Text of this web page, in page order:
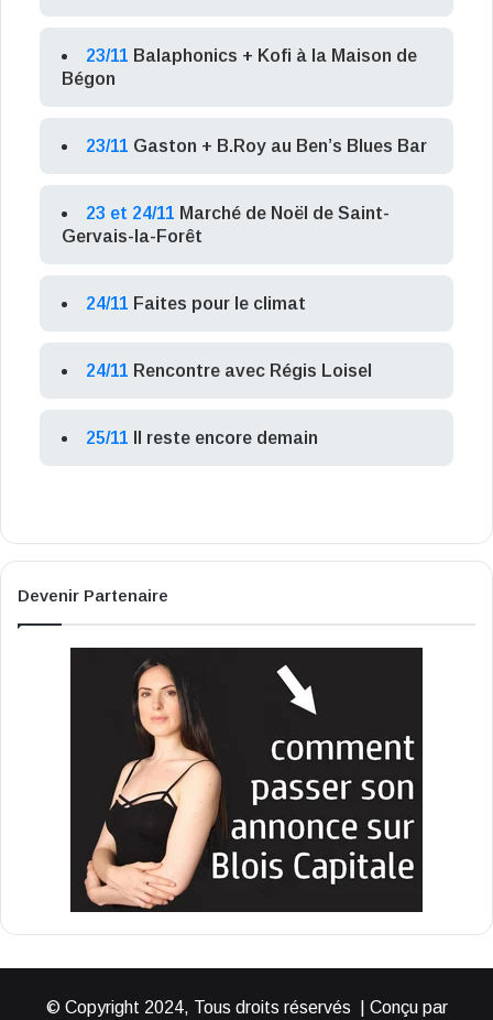
23/11 Balaphonics + Kofi à la Maison de
Bégon
23/11 Gaston + B.Roy au Ben’s Blues Bar
23 et 24/11 Marché de Noël de Saint-
Gervais-la-Forêt
24/11 Faites pour le climat
24/11 Rencontre avec Régis Loisel
25/11 Il reste encore demain
Devenir Partenaire
© Copyright 2024, Tous droits réservés | Conçu par